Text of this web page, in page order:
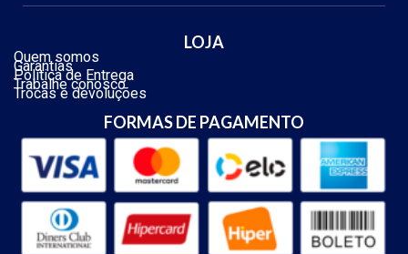
LOJA
Quem somos
Garantias
Política de Entrega
Trabalhe conosco
Trocas e devoluções
FORMAS DE PAGAMENTO